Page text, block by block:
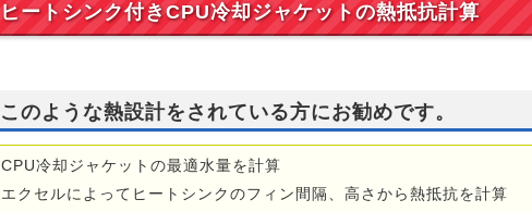
ヒートシンク付きCPU冷却ジャケットの熱抵抗計算
このような熱設計をされている方にお勧めです。
CPU冷却ジャケットの最適水量を計算
エクセルによってヒートシンクのフィン間隔、高さから熱抵抗を計算